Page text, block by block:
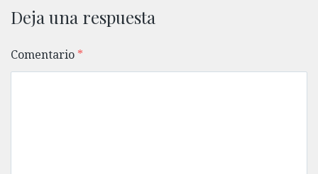
Deja una respuesta
Comentario *